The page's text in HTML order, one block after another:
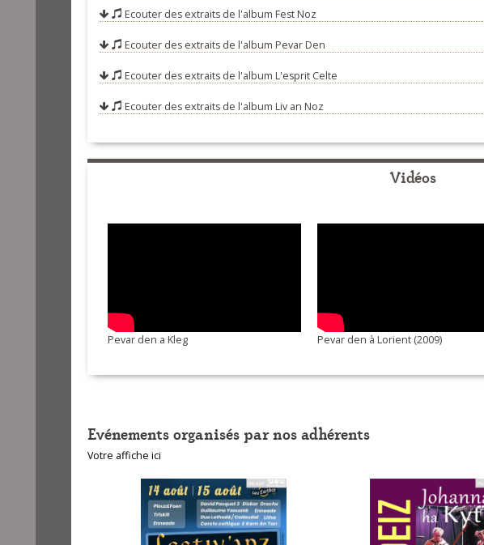
13-Les Filles de Questembert - Rozaroun
14-De 6 à 7 (ridée 6 tps) - Talar
16-Dañs Roun Landeda - Diwall
Ecouter des extraits de l'album Fest Noz
Ecouter des extraits de l'album Pevar Den
Ecouter des extraits de l'album L'esprit Celte
Ecouter des extraits de l'album Liv an Noz
Vidéos
Pevar den a Kleg Pevar den à Lorient (2009)
Evénements organisés par nos adhérents
Votre affiche ici